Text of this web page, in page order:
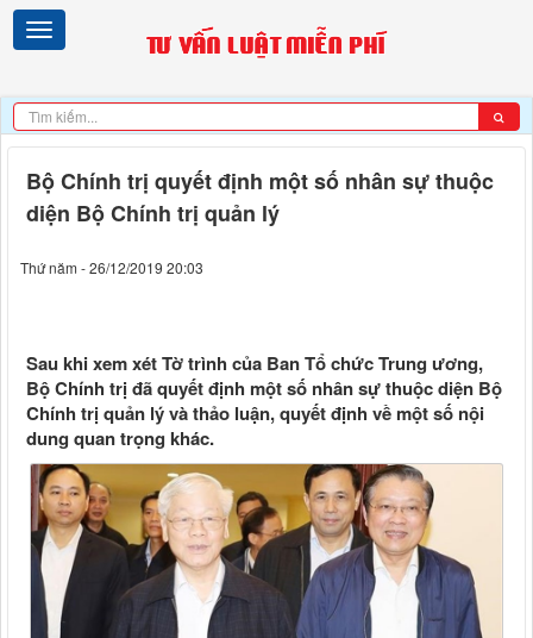
Bộ Chính trị quyết định một số nhân sự thuộc
diện Bộ Chính trị quản lý
Thứ năm - 26/12/2019 20:03
Sau khi xem xét Tờ trình của Ban Tổ chức Trung ương,
Bộ Chính trị đã quyết định một số nhân sự thuộc diện Bộ
Chính trị quản lý và thảo luận, quyết định về một số nội
dung quan trọng khác.